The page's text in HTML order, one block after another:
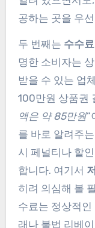
공하는 곳을 우
두 번째는 수수
명한 소비자는
받을 수 있는 업
100만원 상품권
액은 약 85만원”
를 바로 알려주
시 페널티나 할
합니다. 여기서
히려 의심해 볼
수료는 정상적
래나 불법 리베